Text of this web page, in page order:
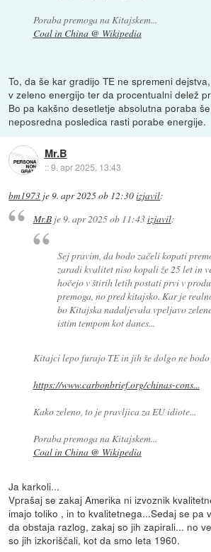
Poraba premoga na Kitajskem...
Coal in China @ Wikipedia
To, da še kar gradijo TE ne spremeni
v zeleno energijo ter da procentualni delež
Bo pa kakšno desetletje absolutna poraba
neposredna posledica rasti porabe energije.
Mr.B
::9. apr 2025, 13:43
bm1973 je9. apr 2025 ob 12:30izjavil:
Mr.Bje9. apr 2025 ob 11:43izjavil:
Sej pravim, da bodo začeli kopati
zaradi kvalitet niso kopali že 25 let in
hočejo v štirih letih postati prvi v
premoga, no pred kitajsko. Kar je
bo Kitajska nadaljevala vpeljavo
istim tempom kot danes...
Kitajci lepo furajo TE in jih še dolgo ne
https://www.carbonbrief.org/chinas-cons...
Kako zeleno, to je pravljica za EU idiote...
Poraba premoga na Kitajskem...
Coal in China @ Wikipedia
Ja karkoli...
Vprašaj se zakaj Amerika ni izvoznik
imajo toliko , in to kvalitetnega...Sedaj se pa
da obstaja razlog, zakaj so jih zapirali... no
so jih izkoriščali, kot da smo leta 1960.